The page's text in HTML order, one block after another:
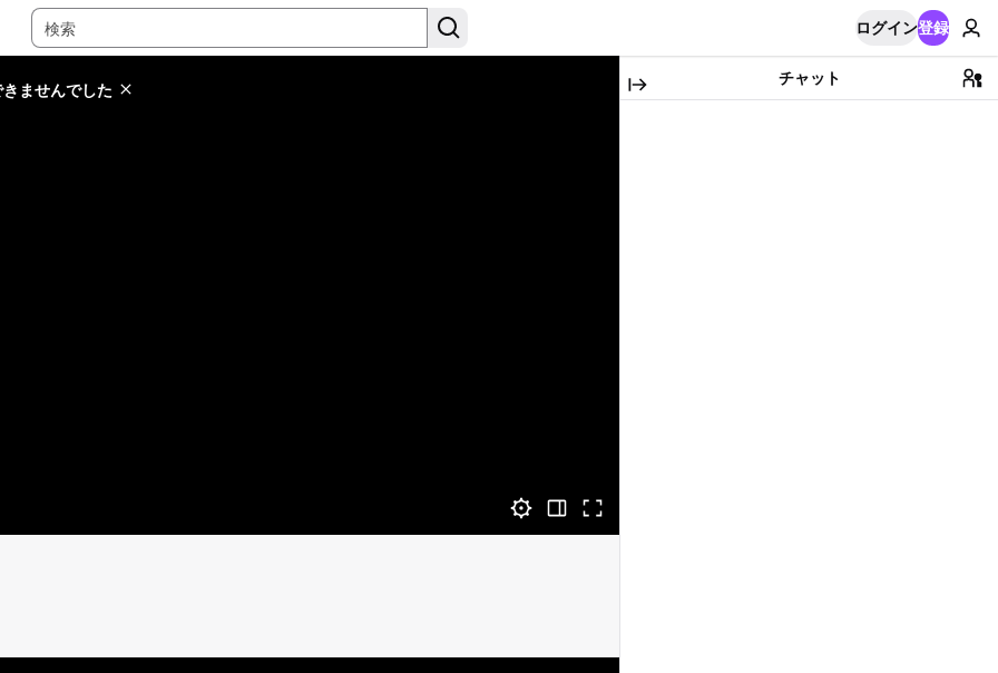
ログイン登録
ませんでした
チャット